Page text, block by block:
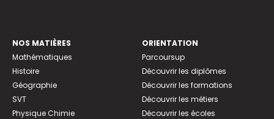
NOS MATIÈRES
Mathématiques
Histoire
Géographie
SVT
Physique Chimie
ORIENTATION
Parcoursup
Découvrir les diplômes
Découvrir les formations
Découvrir les métiers
Découvrir les écoles